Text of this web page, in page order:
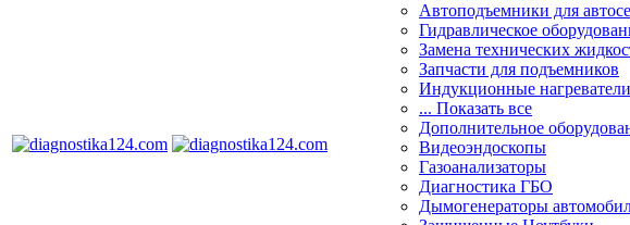
Автоподъемники для
Гидравлическое
Замена технических
Запчасти для подъемников
Индукционные нагреватели
... Показать все
Дополнительное
Видеоэндоскопы
Газоанализаторы
Диагностика ГБО
Дымогенераторы